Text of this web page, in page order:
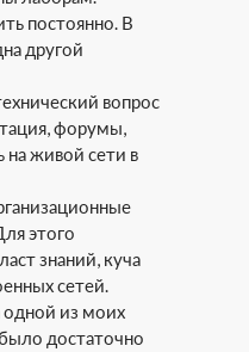
постоянно. В
другой
вопрос
форумы,
на живой сети в
этого
знаний, куча
сетей.
одной из моих
достаточно